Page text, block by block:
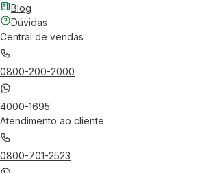
Blog
Dúvidas
Central de vendas
0800-200-2000
4000-1695
Atendimento ao cliente
0800-701-2523